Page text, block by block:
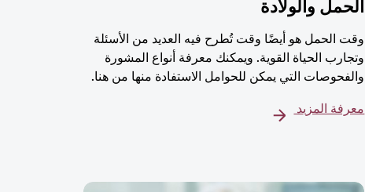
الحمل والولادة
وقت الحمل هو أيضًا وقت تُطرح فيه العديد من الأسئلة
وتجارب الحياة القوية. ويمكنك معرفة أنواع المشورة
والفحوصات التي يمكن للحوامل الاستفادة منها من هنا.
معرفة المزيد